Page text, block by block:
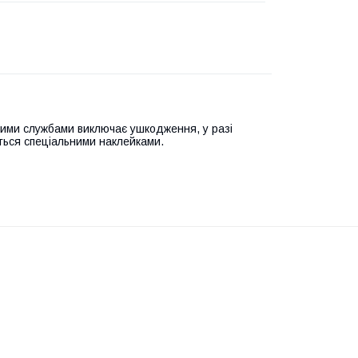
службами виключає ушкодження, у разі
спеціальними наклейками.